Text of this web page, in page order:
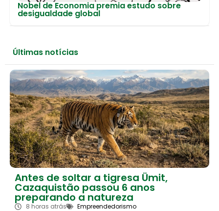
Nobel de Economia premia estudo sobre
desigualdade global
Últimas notícias
Antes de soltar a tigresa Ümit,
Cazaquistão passou 6 anos
preparando a natureza
8 horas atrás Empreendedorismo